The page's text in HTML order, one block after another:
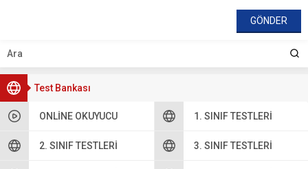
Test Bankası
ONLINE OKUYUCU 1. SINIF TESTLERI
2. SINIF TESTLERI 3. SINIF TESTLERI